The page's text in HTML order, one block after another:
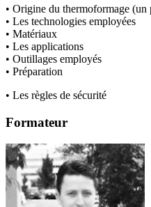
• Origine du thermoformage (un
• Les technologies employées
• Matériaux
• Les applications
• Outillages employés
• Préparation
• Les règles de sécurité
Formateur